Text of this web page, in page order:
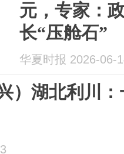
元，专家：
长“压舱石”
华夏时报 2026-06-
）湖北利川